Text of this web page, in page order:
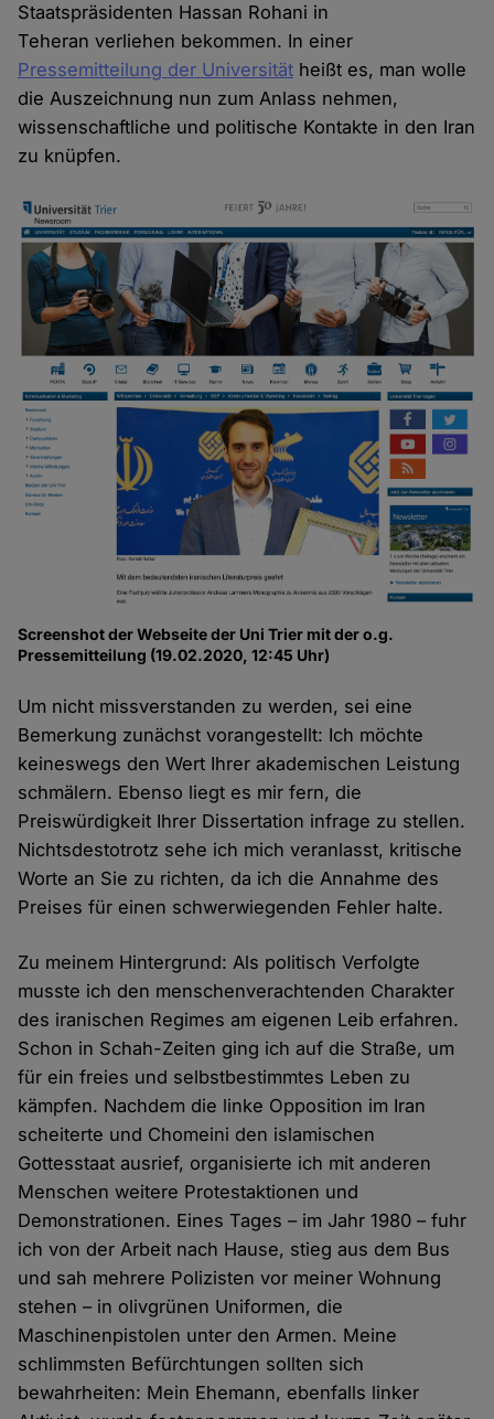
Staatspräsidenten Hassan Rohani in
Teheran verliehen bekommen. In einer
Pressemitteilung der Universität heißt es, man wolle
die Auszeichnung nun zum Anlass nehmen,
wissenschaftliche und politische Kontakte in den Iran
zu knüpfen.
Screenshot der Webseite der Uni Trier mit der o.g.
Pressemitteilung (19.02.2020, 12:45 Uhr)
Um nicht missverstanden zu werden, sei eine
Bemerkung zunächst vorangestellt: Ich möchte
keineswegs den Wert Ihrer akademischen Leistung
schmälern. Ebenso liegt es mir fern, die
Preiswürdigkeit Ihrer Dissertation infrage zu stellen.
Nichtsdestotrotz sehe ich mich veranlasst, kritische
Worte an Sie zu richten, da ich die Annahme des
Preises für einen schwerwiegenden Fehler halte.
Zu meinem Hintergrund: Als politisch Verfolgte
musste ich den menschenverachtenden Charakter
des iranischen Regimes am eigenen Leib erfahren.
Schon in Schah-Zeiten ging ich auf die Straße, um
für ein freies und selbstbestimmtes Leben zu
kämpfen. Nachdem die linke Opposition im Iran
scheiterte und Chomeini den islamischen
Gottesstaat ausrief, organisierte ich mit anderen
Menschen weitere Protestaktionen und
Demonstrationen. Eines Tages – im Jahr 1980 – fuhr
ich von der Arbeit nach Hause, stieg aus dem Bus
und sah mehrere Polizisten vor meiner Wohnung
stehen – in olivgrünen Uniformen, die
Maschinenpistolen unter den Armen. Meine
schlimmsten Befürchtungen sollten sich
bewahrheiten: Mein Ehemann, ebenfalls linker